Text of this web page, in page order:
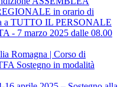
in orario di
a TUTTO IL PERSONALE
- 7 marzo 2025 dalle 08.00
Romagna | Corso di
Sostegno in modalità